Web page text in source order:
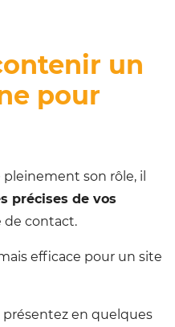
un
pour
son rôle, il
précises de vos
de contact.
efficace pour un site
présentez en quelques